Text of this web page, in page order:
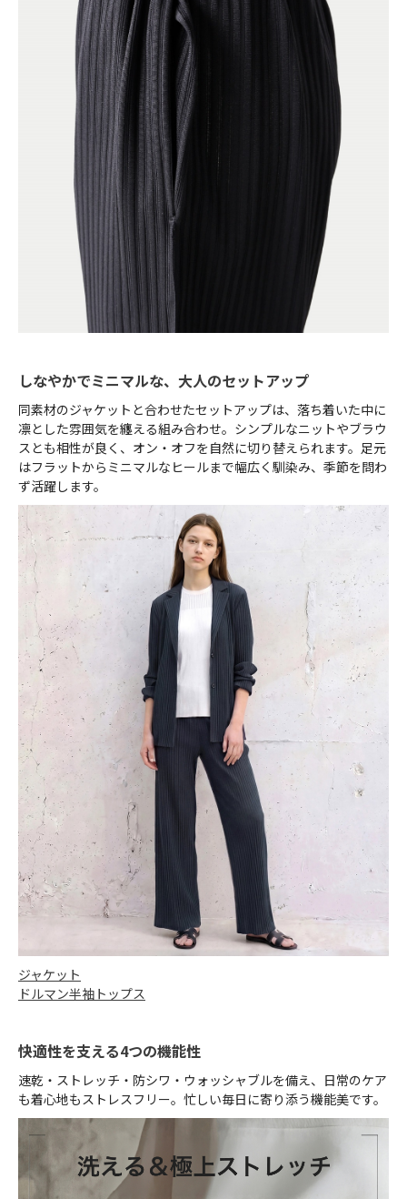
しなやかでミニマルな、大人のセットアップ
同素材のジャケットと合わせたセットアップは、落ち着いた中に
凛とした雰囲気を纏える組み合わせ。シンプルなニットやブラウ
スとも相性が良く、オン・オフを自然に切り替えられます。足元
はフラットからミニマルなヒールまで幅広く馴染み、季節を問わ
ず活躍します。
ジャケット
ドルマン半袖トップス
快適性を支える4つの機能性
速乾・ストレッチ・防シワ・ウォッシャブルを備え、日常のケア
も着心地もストレスフリー。忙しい毎日に寄り添う機能美です。